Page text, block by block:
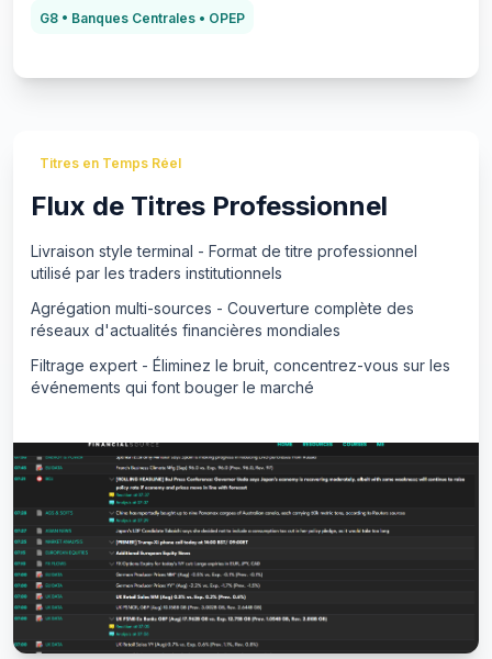
G8 • Banques Centrales • OPEP
Titres en Temps Réel
Flux de Titres Professionnel
Livraison style terminal - Format de titre professionnel
utilisé par les traders institutionnels
Agrégation multi-sources - Couverture complète des
réseaux d'actualités financières mondiales
Filtrage expert - Éliminez le bruit, concentrez-vous sur les
événements qui font bouger le marché